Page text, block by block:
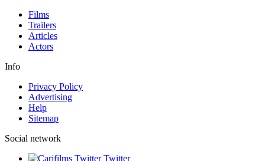
Films
Trailers
Articles
Actors
Info
Privacy Policy
Advertising
Help
Sitemap
Social network
Twitter